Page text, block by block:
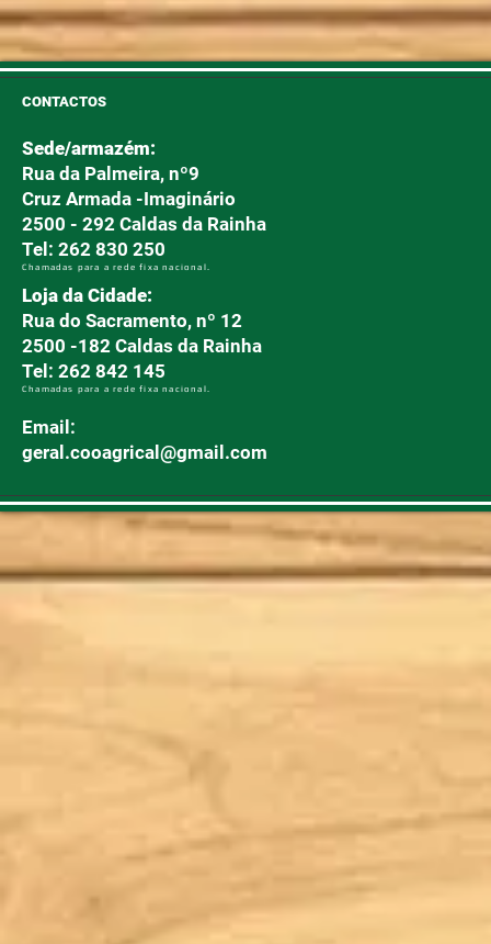
CONTACTOS
Sede/armazém:
Rua da Palmeira, nº9
Cruz Armada -Imaginário
2500 - 292 Caldas da Rainha
Tel: 262 830 250
Chamadas para a rede fixa nacional.
Loja da Cidade:
Rua do Sacramento, nº 12
2500 -182 Caldas da Rainha
Tel: 262 842 145
Chamadas para a rede fixa nacional.
Email:
geral.cooagrical@gmail.com